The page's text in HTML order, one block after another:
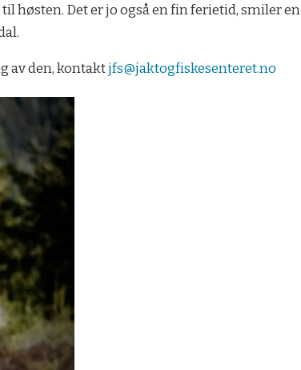
høsten. Det er jo også en fin ferietid, smiler en
av den, kontaktjfs@jaktogfiskesenteret.no